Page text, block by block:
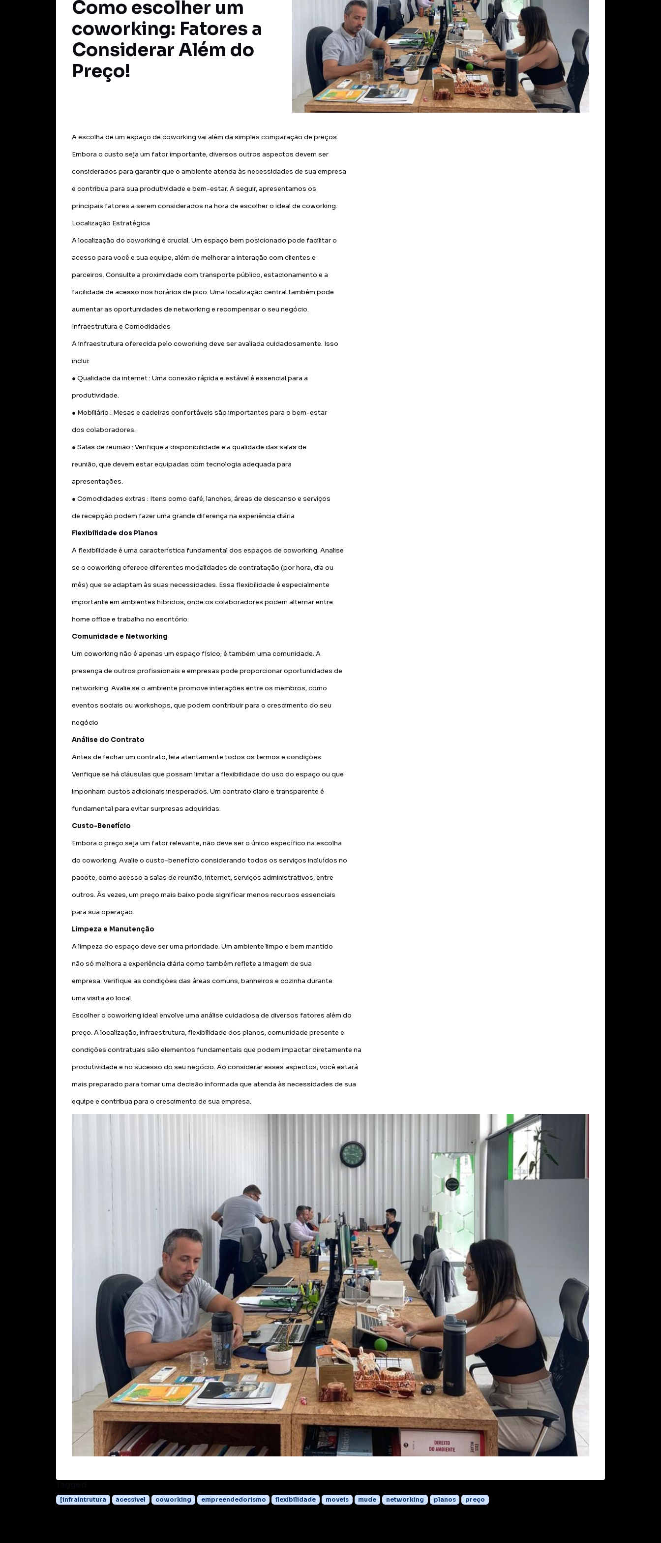
Como escolher um
coworking: Fatores a
Considerar Além do
Preço!
A escolha de um espaço de coworking vai além da simples comparação de preços.
Embora o custo seja um fator importante, diversos outros aspectos devem ser
considerados para garantir que o ambiente atenda às necessidades de sua empresa
e contribua para sua produtividade e bem-estar. A seguir, apresentamos os
principais fatores a serem considerados na hora de escolher o ideal de coworking.
Localização Estratégica
A localização do coworking é crucial. Um espaço bem posicionado pode facilitar o
acesso para você e sua equipe, além de melhorar a interação com clientes e
parceiros. Consulte a proximidade com transporte público, estacionamento e a
facilidade de acesso nos horários de pico. Uma localização central também pode
aumentar as oportunidades de networking e recompensar o seu negócio.
Infraestrutura e Comodidades
A infraestrutura oferecida pelo coworking deve ser avaliada cuidadosamente. Isso
inclui:
● Qualidade da internet : Uma conexão rápida e estável é essencial para a
produtividade.
● Mobiliário : Mesas e cadeiras confortáveis são importantes para o bem-estar
dos colaboradores.
● Salas de reunião : Verifique a disponibilidade e a qualidade das salas de
reunião, que devem estar equipadas com tecnologia adequada para
apresentações.
● Comodidades extras : Itens como café, lanches, áreas de descanso e serviços
de recepção podem fazer uma grande diferença na experiência diária
Flexibilidade dos Planos
A flexibilidade é uma característica fundamental dos espaços de coworking. Analise
se o coworking oferece diferentes modalidades de contratação (por hora, dia ou
mês) que se adaptam às suas necessidades. Essa flexibilidade é especialmente
importante em ambientes híbridos, onde os colaboradores podem alternar entre
home office e trabalho no escritório.
Comunidade e Networking
Um coworking não é apenas um espaço físico; é também uma comunidade. A
presença de outros profissionais e empresas pode proporcionar oportunidades de
networking. Avalie se o ambiente promove interações entre os membros, como
eventos sociais ou workshops, que podem contribuir para o crescimento do seu
negócio
Análise do Contrato
Antes de fechar um contrato, leia atentamente todos os termos e condições.
Verifique se há cláusulas que possam limitar a flexibilidade do uso do espaço ou que
imponham custos adicionais inesperados. Um contrato claro e transparente é
fundamental para evitar surpresas adquiridas.
Custo-Benefício
Embora o preço seja um fator relevante, não deve ser o único específico na escolha
do coworking. Avalie o custo-benefício considerando todos os serviços incluídos no
pacote, como acesso a salas de reunião, internet, serviços administrativos, entre
outros. Às vezes, um preço mais baixo pode significar menos recursos essenciais
para sua operação.
Limpeza e Manutenção
A limpeza do espaço deve ser uma prioridade. Um ambiente limpo e bem mantido
não só melhora a experiência diária como também reflete a imagem de sua
empresa. Verifique as condições das áreas comuns, banheiros e cozinha durante
uma visita ao local.
Escolher o coworking ideal envolve uma análise cuidadosa de diversos fatores além do
preço. A localização, infraestrutura, flexibilidade dos planos, comunidade presente e
condições contratuais são elementos fundamentais que podem impactar diretamente na
produtividade e no sucesso do seu negócio. Ao considerar esses aspectos, você estará
mais preparado para tomar uma decisão informada que atenda às necessidades de sua
equipe e contribua para o crescimento de sua empresa.
[infraintrutura acessivel coworking empreendedorismo flexibilidade moveis mude networking planos preço